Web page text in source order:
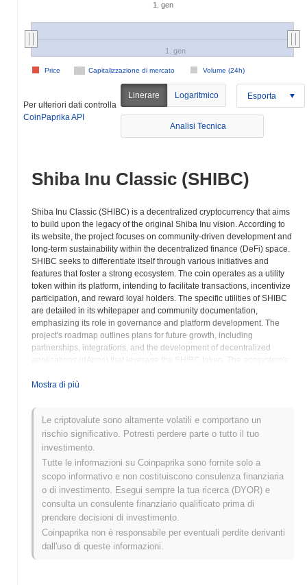
1. gen
Capitalizzazione di mercato Volume (24h)
Price
1. gen
Per ulteriori dati controlla
CoinPaprika API
Linerare Logaritmico Esporta
Analisi Tecnica
Shiba Inu Classic (SHIBC)
Shiba Inu Classic (SHIBC) is a decentralized cryptocurrency that aims
to build upon the legacy of the original Shiba Inu vision. According to
its website, the project focuses on community-driven development and
long-term sustainability within the decentralized finance (DeFi) space.
SHIBC seeks to differentiate itself through various initiatives and
features that foster a strong ecosystem. The coin operates as a utility
token within its platform, intending to facilitate transactions, incentivize
participation, and reward loyal holders. The specific utilities of SHIBC
are detailed in its whitepaper and community documentation,
emphasizing its role in governance and platform development. The
project's roadmap outlines plans for future growth, including
partnerships, integrations, and the development of decentralized
applications (dApps) that leverage the SHIBC token. The ecosystem's
transparency, reflecting the ethos of decentralized finance. SHIBC's
participate in decisions regarding the future direction of the project,
enhancing its alignment with its users needs. The project aims to
provide a secure, accessible, and equitable financial environment for
its users, fostering trust and transparency through verifiable blockchain
technology. Shiba Inu Classic's ambition is to contribute meaningfully
to the expanding landscape of cryptocurrency, offering a refined and
evolved version of the Shiba Inu concept with a focus on classic
decentralized finance principles.
Shiba Inu Classic (SHIBC) FAQ – Metriche
Chiave e Approfondimenti sul Mercato
Mostra di più
Le criptovalute sono altamente volatili e comportano un
rischio significativo. Potresti perdere parte o tutto il tuo
investimento.
Tutte le informazioni su Coinpaprika sono fornite solo a
scopo informativo e non costituiscono consulenza finanziaria
o di investimento. Esegui sempre la tua ricerca (DYOR) e
consulta un consulente finanziario qualificato prima di
prendere decisioni di investimento.
Coinpaprika non è responsabile per eventuali perdite derivanti
dall'uso di queste informazioni.